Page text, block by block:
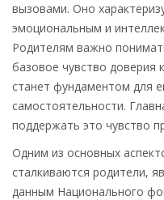
вызовами. Оно
эмоциональным и
Родителям важно
базовое чувство доверия
станет фундаментом для
самостоятельности.
поддержать это чувство
Одним из основных
сталкиваются родители,
данным Национального